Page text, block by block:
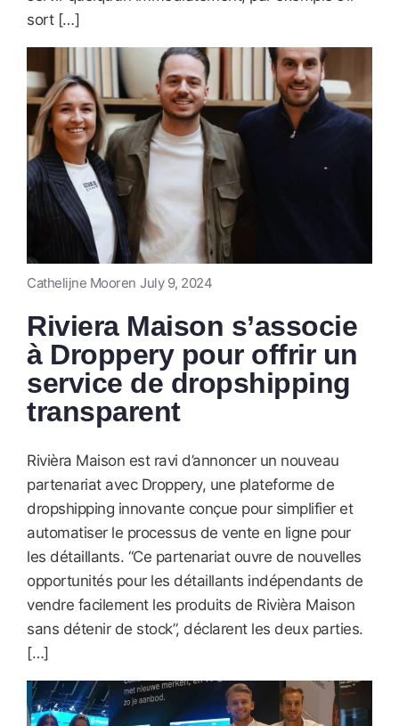
sort […]
Cathelijne Mooren July 9, 2024
Riviera Maison s’associe
à Droppery pour offrir un
service de dropshipping
transparent
Rivièra Maison est ravi d’annoncer un nouveau
partenariat avec Droppery, une plateforme de
dropshipping innovante conçue pour simplifier et
automatiser le processus de vente en ligne pour
les détaillants. “Ce partenariat ouvre de nouvelles
opportunités pour les détaillants indépendants de
vendre facilement les produits de Rivièra Maison
sans détenir de stock”, déclarent les deux parties.
[…]